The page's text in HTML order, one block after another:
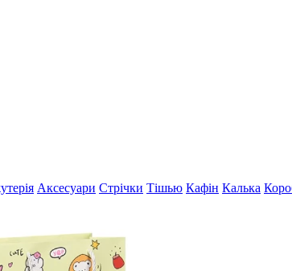
Аксесуари Стрiчки Тішью Кафін Калька